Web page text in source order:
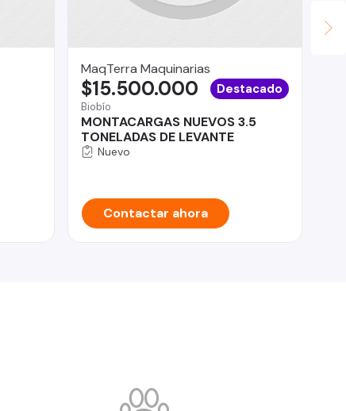
MaqTerra Maquinarias
Biobío
MONTACARGAS NUEVOS 3.5
TONELADAS DE LEVANTE
$15.500.000 Destacado
Nuevo
Contactar ahora